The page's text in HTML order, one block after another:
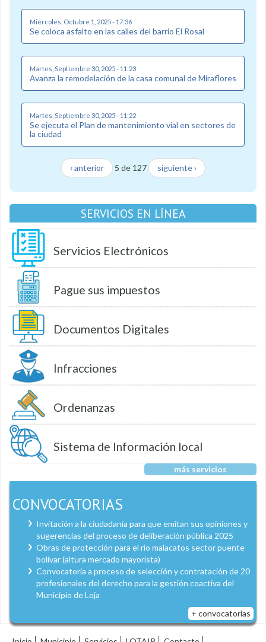
Miércoles, Octubre 1, 2025 - 17:36
Se coloca asfalto en las calles del barrio El Rosal
Martes, Septiembre 30, 2025 - 11:23
Avanza la remodelación de la casa comunal de Miraflores
Martes, Septiembre 30, 2025 - 11:22
Se ejecuta el Plan de mantenimiento vial en sectores de
la ciudad
‹ anterior 5 de 127 siguiente ›
SERVICIOS EN LÍNEA
Servicios Electrónicos
Pague sus impuestos
Documentos Digitales
Infracciones
Ordenanzas
Sistema de Información local
más servicios
CONVOCATORIAS
Invitación a la ciudadanía para que emitan sus opiniones y
sugerencias del proceso de deliberación pública 2025
Obras de protección para el río malacatos sector puente
bolívar (altura mercado mayorista)
Convocatoria a proceso de selección y contratación de 20
profesionales del derecho para la gestión coactiva del
Municipio de Loja
+ convocatorias